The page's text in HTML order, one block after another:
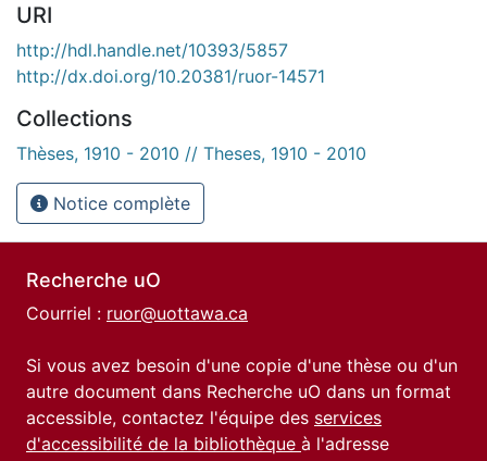
URI
http://hdl.handle.net/10393/5857
http://dx.doi.org/10.20381/ruor-14571
Collections
Thèses, 1910 - 2010 // Theses, 1910 - 2010
Notice complète
Recherche uO
Courriel : ruor@uottawa.ca
Si vous avez besoin d'une copie d'une thèse ou d'un
autre document dans Recherche uO dans un format
accessible, contactez l'équipe des services
d'accessibilité de la bibliothèque à l'adresse